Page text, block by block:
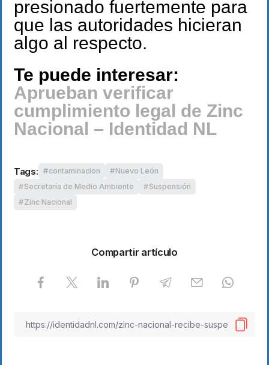
presionado fuertemente para
que las autoridades hicieran
algo al respecto.
Te puede interesar:
Aprueban verificar
cumplimiento legal de Zinc
Nacional – Identidad NL
Tags: contaminacion
Nuevo León
Secretaría de Medio Ambiente
Suspensión
Zinc Nacional
Compartir artículo